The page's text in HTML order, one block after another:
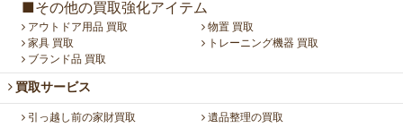
■その他の買取強化アイテム
アウトドア用品 買取
物置 買取
家具 買取
トレーニング機器 買取
ブランド品 買取
買取サービス
引っ越し前の家財買取 遺品整理の買取